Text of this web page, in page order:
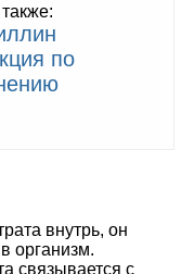
по
внутрь, он
организм.
связывается с